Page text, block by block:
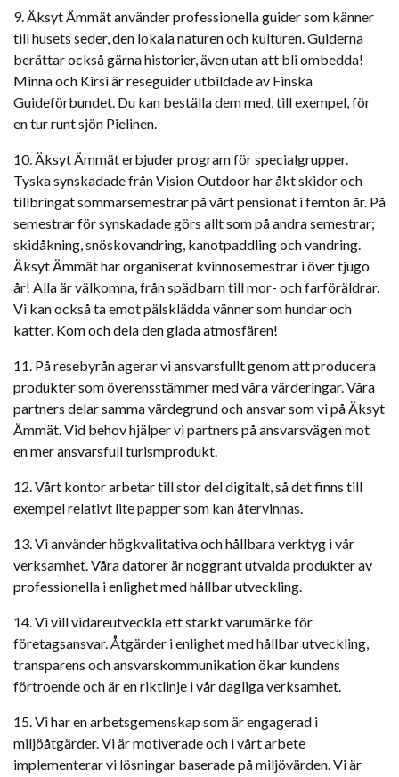
9. Äksyt Ämmät använder professionella guider som känner
till husets seder, den lokala naturen och kulturen. Guiderna
berättar också gärna historier, även utan att bli ombedda!
Minna och Kirsi är reseguider utbildade av Finska
Guideförbundet. Du kan beställa dem med, till exempel, för
en tur runt sjön Pielinen.
10. Äksyt Ämmät erbjuder program för specialgrupper.
Tyska synskadade från Vision Outdoor har åkt skidor och
tillbringat sommarsemestrar på vårt pensionat i femton år. På
semestrar för synskadade görs allt som på andra semestrar;
skidåkning, snöskovandring, kanotpaddling och vandring.
Äksyt Ämmät har organiserat kvinnosemestrar i över tjugo
år! Alla är välkomna, från spädbarn till mor- och farföräldrar.
Vi kan också ta emot pälsklädda vänner som hundar och
katter. Kom och dela den glada atmosfären!
11. På resebyrån agerar vi ansvarsfullt genom att producera
produkter som överensstämmer med våra värderingar. Våra
partners delar samma värdegrund och ansvar som vi på Äksyt
Ämmät. Vid behov hjälper vi partners på ansvarsvägen mot
en mer ansvarsfull turismprodukt.
12. Vårt kontor arbetar till stor del digitalt, så det finns till
exempel relativt lite papper som kan återvinnas.
13. Vi använder högkvalitativa och hållbara verktyg i vår
verksamhet. Våra datorer är noggrant utvalda produkter av
professionella i enlighet med hållbar utveckling.
14. Vi vill vidareutveckla ett starkt varumärke för
företagsansvar. Åtgärder i enlighet med hållbar utveckling,
transparens och ansvarskommunikation ökar kundens
förtroende och är en riktlinje i vår dagliga verksamhet.
15. Vi har en arbetsgemenskap som är engagerad i
miljöåtgärder. Vi är motiverade och i vårt arbete
implementerar vi lösningar baserade på miljövärden. Vi är